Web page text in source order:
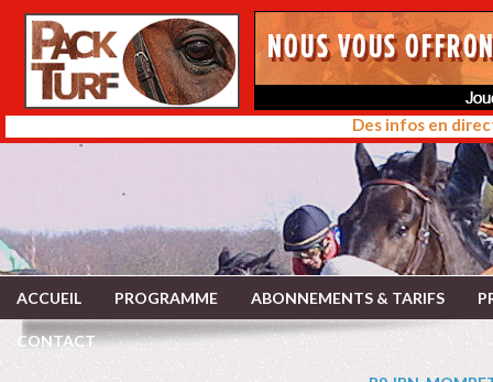
Des infos en
ACCUEIL PROGRAMME ABONNEMENTS & TARIFS
CONTACT